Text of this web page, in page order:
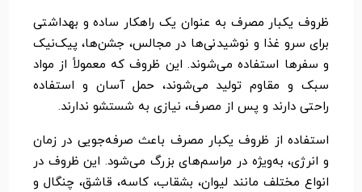
ظروف یکبار مصرف به عنوان یک راهکار ساده و بهداشتی
برای سرو غذا و نوشیدنی‌ها در مجالس، جشن‌ها، پیک‌نیک
و سفرها استفاده می‌شوند. این ظروف که معمولاً از مواد
سبک و مقاوم تولید می‌شوند، حمل آسان و استفاده
راحتی دارند و پس از مصرف، نیازی به شستشو ندارند.
استفاده از ظروف یکبار مصرف باعث صرفه‌جویی در زمان
و انرژی، به‌ویژه در مراسم‌های بزرگ می‌شود. این ظروف در
انواع مختلف مانند لیوان، بشقاب، کاسه، قاشق، چنگال و